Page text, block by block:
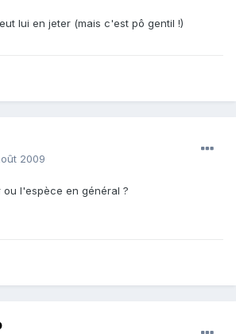
lui en jeter (mais c'est pô gentil !)
2009
l'espèce en général ?